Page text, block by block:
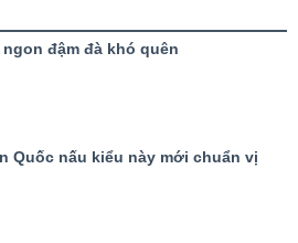
đậm đà khó quên
Quốc nấu kiểu này mới chuẩn vị